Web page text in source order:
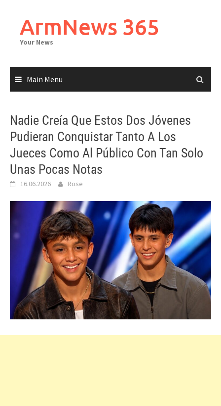
contentArmNews 365
Your News
Main Menu
Nadie Creía Que Estos Dos Jóvenes
Pudieran Conquistar Tanto A Los
Jueces Como Al Público Con Tan Solo
Unas Pocas Notas
16.06.2026 Rose